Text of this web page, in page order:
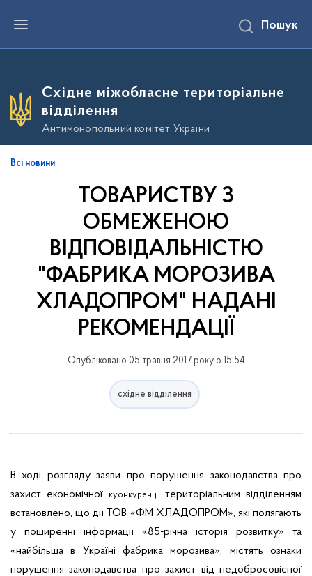
е
о
о
в
Пошук
Східне міжобласне територіальне
відділення
Антимонопольний комітет України
Всі новини
ТОВАРИСТВУ З
ОБМЕЖЕНОЮ
ВІДПОВІДАЛЬНІСТЮ
"ФАБРИКА МОРОЗИВА
ХЛАДОПРОМ" НАДАНІ
РЕКОМЕНДАЦІЇ
Опубліковано 05 травня 2017 року о 15:54
східне відділення
В ході розгляду заяви про порушення законодавства про
захист економічної
куонкуренціїтериторіальним відділенням
встановлено, що дії ТОВ «ФМ ХЛАДОПРОМ», які полягають
у поширенні інформації «85-річна історія розвитку» та
«найбільша в Україні фабрика морозива», містять ознаки
порушення законодавства про захист від недобросовісної